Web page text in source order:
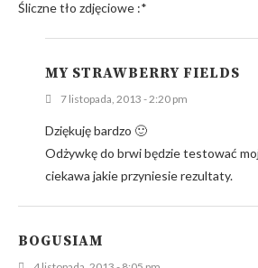
Śliczne tło zdjęciowe :*
MY STRAWBERRY FIELDS
7 listopada, 2013 - 2:20 pm
Dziękuję bardzo 🙂
Odżywkę do brwi będzie testować
ciekawa jakie przyniesie rezultaty.
BOGUSIAM